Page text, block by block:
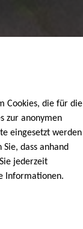
Cookies, die für die
zur anonymen
eingesetzt werden
dass anhand
jederzeit
Informationen.